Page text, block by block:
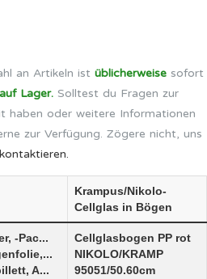
an Artikeln ist üblicherweise sofort
auf Lager.Solltest du Fragen zur
haben oder weitere Informationen
zur Verfügung. Zögere nicht, uns
kontaktieren.
Krampus/Nikolo-
Cellglas in Bögen
-Pac...
A...
Cellglasbogen PP rot
NIKOLO/KRAMP
95051/50.60cm